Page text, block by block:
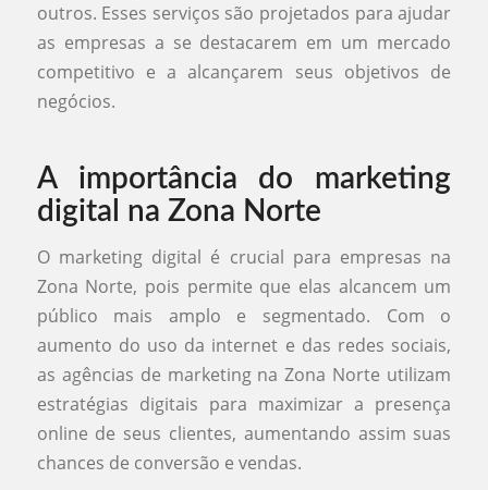
outros. Esses serviços são projetados para ajudar
as empresas a se destacarem em um mercado
competitivo e a alcançarem seus objetivos de
negócios.
A importância do marketing
digital na Zona Norte
O marketing digital é crucial para empresas na
Zona Norte, pois permite que elas alcancem um
público mais amplo e segmentado. Com o
aumento do uso da internet e das redes sociais,
as agências de marketing na Zona Norte utilizam
estratégias digitais para maximizar a presença
online de seus clientes, aumentando assim suas
chances de conversão e vendas.